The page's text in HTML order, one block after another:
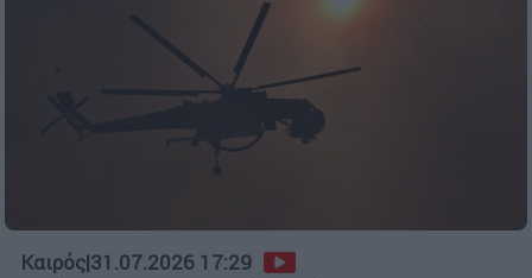
Καιρός|31.07.2026 17:29